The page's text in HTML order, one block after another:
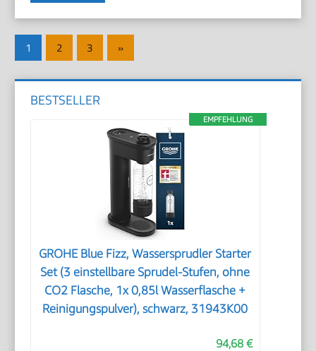
Seitennummerierung
der
Beiträge
1 2 3
Nächste
Beiträge
»
BESTSELLER
EMPFEHLUNG
GROHE Blue Fizz, Wassersprudler Starter
Set (3 einstellbare Sprudel-Stufen, ohne
CO2 Flasche, 1x 0,85l Wasserflasche +
Reinigungspulver), schwarz, 31943K00
94,68 €